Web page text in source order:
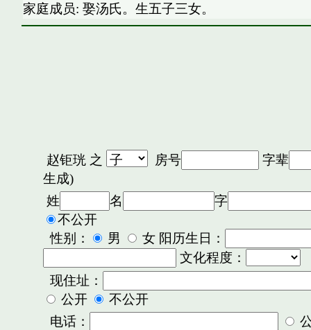
家庭成员: 娶汤氏。生五子三女。
赵钜珖之 房号
字辈
生成)
姓
名
字
不公开
性别：
男
女 阳历生日：
文化程度：
现住址：
公开
不公开
电话：